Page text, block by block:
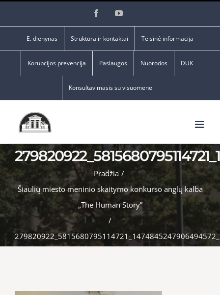
FacebookYouTube
E. dienynas Struktūra ir kontaktai Teisinė informacija
Korupcijos prevencija Paslaugos Nuorodos DUK
Konsultavimasis su visuomene
Pradžia /
Šiaulių miesto meninio skaitymo konkurso anglų kalba
„The Human Story”
/